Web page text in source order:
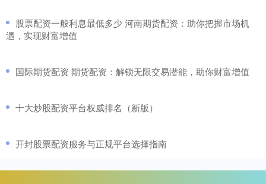
​股票配资一般利息最低多少 河南期货配资：助你把握市场机
遇，实现财富增值
​国际期货配资 期货配资：解锁无限交易潜能，助你财富增值
​十大炒股配资平台权威排名（新版）
​开封股票配资服务与正规平台选择指南